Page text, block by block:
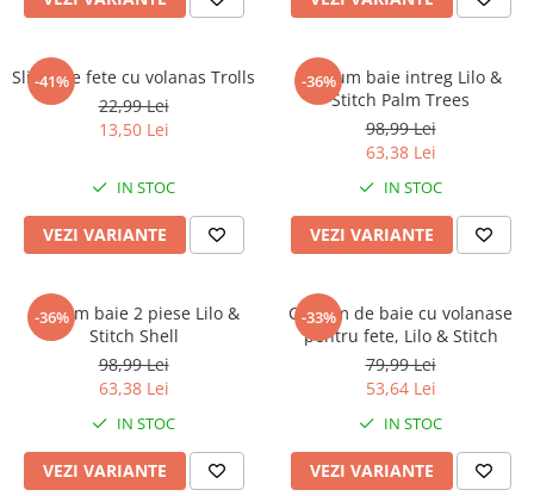
Faro
La casa de papel
Minnie Mouse Disney
Perletti
The Grinch
Gabby's Dollhouse
Captain Tsubasa
44 Cats
Superman
Shimmer Shine
Sofia Intai
FC Barcelona
Red Bull Racing
OEM
Lady Bug
Powerpuff Girls
VAMPIRINA
Zhu Zhu Pets
Super Wings
Disney Elena din Avalor
Pusheen
-41%
Slip baie fete cu volanas Trolls
22,99 Lei
13,50 Lei
IN STOC
VEZI VARIANTE
-36%
Costum baie intreg Lilo &
Stitch Palm Trees
98,99 Lei
63,38 Lei
IN STOC
VEZI VARIANTE
-36%
Costum baie 2 piese Lilo &
Stitch Shell
98,99 Lei
63,38 Lei
IN STOC
VEZI VARIANTE
-33%
Costum de baie cu volanase
pentru fete, Lilo & Stitch
79,99 Lei
53,64 Lei
IN STOC
VEZI VARIANTE